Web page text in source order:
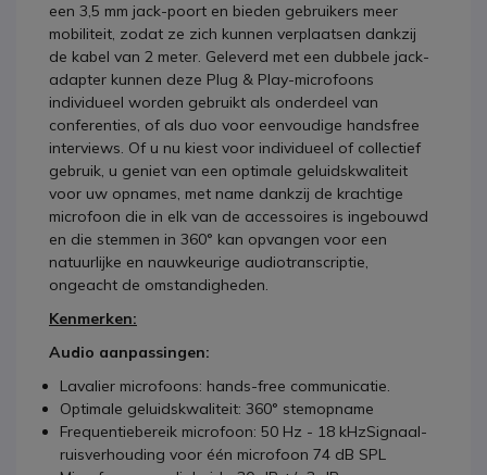
een 3,5 mm jack-poort en bieden gebruikers meer
mobiliteit, zodat ze zich kunnen verplaatsen dankzij
de kabel van 2 meter. Geleverd met een dubbele jack-
adapter kunnen deze Plug & Play-microfoons
individueel worden gebruikt als onderdeel van
conferenties, of als duo voor eenvoudige handsfree
interviews. Of u nu kiest voor individueel of collectief
gebruik, u geniet van een optimale geluidskwaliteit
voor uw opnames, met name dankzij de krachtige
microfoon die in elk van de accessoires is ingebouwd
en die stemmen in 360° kan opvangen voor een
natuurlijke en nauwkeurige audiotranscriptie,
ongeacht de omstandigheden.
Kenmerken:
Audio aanpassingen:
Lavalier microfoons: hands-free communicatie.
Optimale geluidskwaliteit: 360° stemopname
Frequentiebereik microfoon: 50 Hz - 18 kHzSignaal-
ruisverhouding voor één microfoon 74 dB SPL